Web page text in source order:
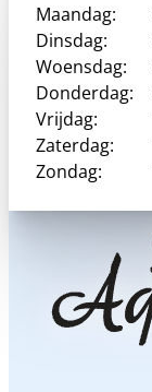
Maandag:
Dinsdag:
Woensdag:
Donderdag:
Vrijdag:
Zaterdag:
Zondag: